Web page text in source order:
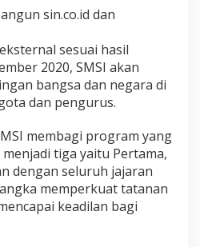
sin.co.id dan
sesuai hasil
2020, SMSI akan
bangsa dan negara di
dan pengurus.
membagi program yang
tiga yaitu Pertama,
dengan seluruh jajaran
memperkuat tatanan
keadilan bagi